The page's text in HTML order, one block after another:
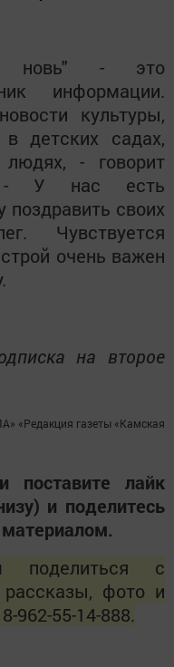
новь" - это
информации.
культуры,
детских садах,
- говорит
- У нас есть
поздравить своих
Чувствуется
очень важен
на второе
«Редакция газеты «Камская
поставите лайк
и поделитесь
с
рассказы, фото и
962-55-14-888.